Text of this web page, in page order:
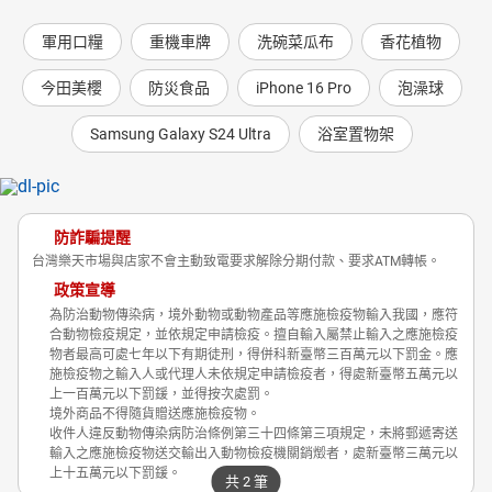
共 2 筆
軍用口糧 重機車牌 洗碗菜瓜布 香花植物
今田美櫻 防災食品 iPhone 16 Pro 泡澡球
Samsung Galaxy S24 Ultra 浴室置物架
防詐騙提醒
台灣樂天市場與店家不會主動致電要求解除分期付款、要求ATM轉帳。
政策宣導
為防治動物傳染病，境外動物或動物產品等應施檢疫物輸入我國，應符
合動物檢疫規定，並依規定申請檢疫。擅自輸入屬禁止輸入之應施檢疫
物者最高可處七年以下有期徒刑，得併科新臺幣三百萬元以下罰金。應
施檢疫物之輸入人或代理人未依規定申請檢疫者，得處新臺幣五萬元以
上一百萬元以下罰鍰，並得按次處罰。
境外商品不得隨貨贈送應施檢疫物。
收件人違反動物傳染病防治條例第三十四條第三項規定，未將郵遞寄送
輸入之應施檢疫物送交輸出入動物檢疫機關銷燬者，處新臺幣三萬元以
上十五萬元以下罰鍰。